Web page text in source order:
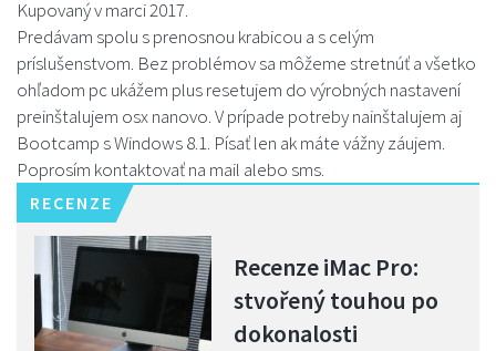
Kupovaný v marci 2017.
Predávam spolu s prenosnou krabicou a s celým
príslušenstvom. Bez problémov sa môžeme stretnúť a všetko
ohľadom pc ukážem plus resetujem do výrobných nastavení
preinštalujem osx nanovo. V prípade potreby nainštalujem aj
Bootcamp s Windows 8.1. Písať len ak máte vážny záujem.
Poprosím kontaktovať na mail alebo sms.
RECENZE
Recenze iMac Pro:
stvořený touhou po
dokonalosti